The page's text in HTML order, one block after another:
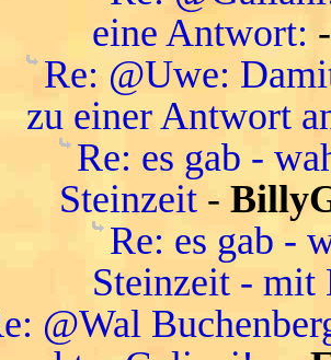
eine Antwort:
Re: @Uwe:
zu einer Antwort
Re: es gab -
Steinzeit -
Re: es gab -
Steinzeit - mit
@Wal